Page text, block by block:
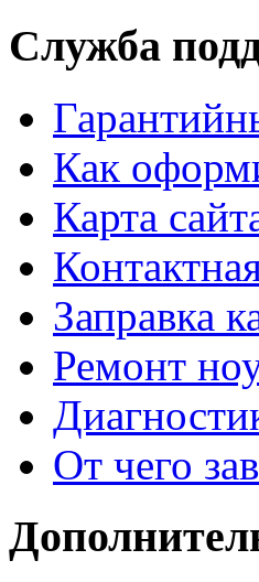
Служба
Как
Карта
Заправка
Ремонт
От чего